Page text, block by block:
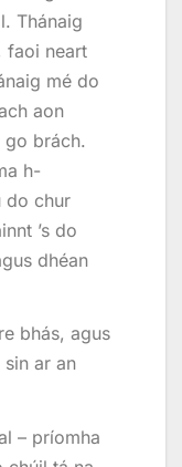
Thánaig
faoi neart
mé do
aon
go brách.
h-
do chur
’s do
dhéan
bhás, agus
sin ar an
– príomha